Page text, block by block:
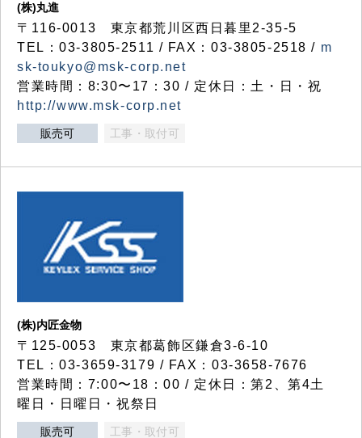
(株)丸進
〒116-0013 東京都荒川区西日暮里2-35-5
TEL：03-3805-2511 / FAX：03-3805-2518 / m
sk-toukyo@msk-corp.net
営業時間：8:30〜17：30 / 定休日：土・日・祝
http://www.msk-corp.net
販売可 工事・取付可
(株)内匠金物
〒125-0053 東京都葛飾区鎌倉3-6-10
TEL：03-3659-3179 / FAX：03-3658-7676
営業時間：7:00〜18：00 / 定休日：第2、第4土
曜日・日曜日・祝祭日
販売可 工事・取付可